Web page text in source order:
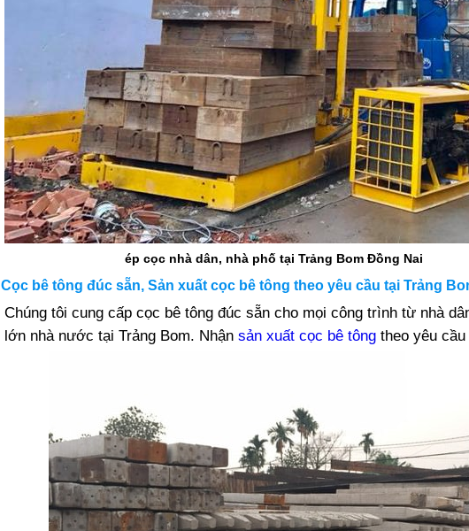
ép cọc nhà dân, nhà phố tại Trảng Bom Đồng Nai
Cọc bê tông đúc sẵn, Sản xuất cọc bê tông theo yêu cầu tại Trảng
Chúng tôi cung cấp cọc bê tông đúc sẵn cho mọi công trình từ nhà
lớn nhà nước tại Trảng Bom. Nhận sản xuất cọc bê tông theo yêu